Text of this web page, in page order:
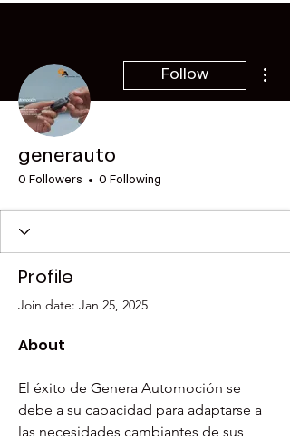
Follow
generauto
0 Followers 0 Following
Profile
Join date: Jan 25, 2025
About
El éxito de Genera Automoción se
debe a su capacidad para adaptarse a
las necesidades cambiantes de sus